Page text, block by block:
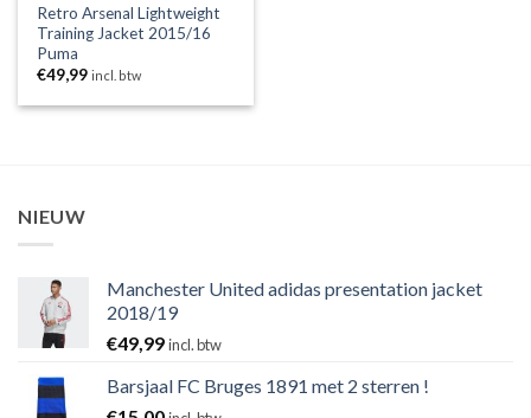
Retro Arsenal Lightweight
Training Jacket 2015/16
Puma
€49,99 incl. btw
NIEUW
Manchester United adidas presentation jacket
2018/19
€49,99incl. btw
Barsjaal FC Bruges 1891 met 2 sterren !